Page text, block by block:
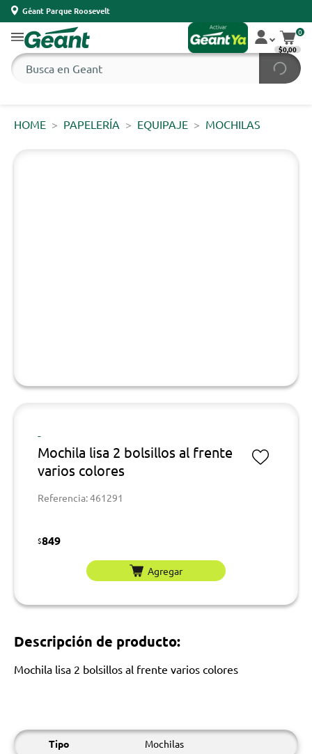
Géant Parque Roosevelt
0
$0,00
HOME PAPELERÍA EQUIPAJE MOCHILAS
-
Mochila lisa 2 bolsillos al frente
varios colores
Referencia: 461291
$849
Agregar
Descripción de producto:
Mochila lisa 2 bolsillos al frente varios colores
Tipo Mochilas